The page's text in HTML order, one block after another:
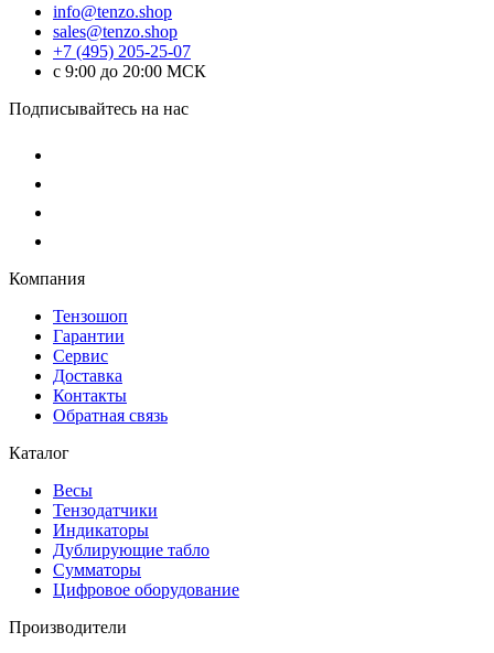
info@tenzo.shop
sales@tenzo.shop
+7 (495) 205-25-07
с 9:00 до 20:00 МСК
Подписывайтесь на нас
Компания
Тензошоп
Гарантии
Сервис
Доставка
Контакты
Обратная связь
Каталог
Весы
Тензодатчики
Индикаторы
Дублирующие табло
Сумматоры
Цифровое оборудование
Производители